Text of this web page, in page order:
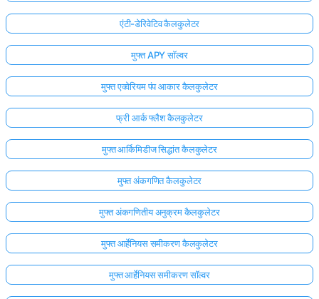
तक
प्रश्न
नहीं
एंटी-डेरिवेटिव कैलकुलेटर
मुफ्त APY सॉल्वर
मुफ्त एक्वेरियम पंप आकार कैलकुलेटर
फ्री आर्क फ्लैश कैलकुलेटर
मुफ्त आर्किमिडीज सिद्धांत कैलकुलेटर
मुफ्त अंकगणित कैलकुलेटर
मुफ्त अंकगणितीय अनुक्रम कैलकुलेटर
मुफ्त आर्हेनियस समीकरण कैलकुलेटर
मुफ्त आर्हेनियस समीकरण सॉल्वर